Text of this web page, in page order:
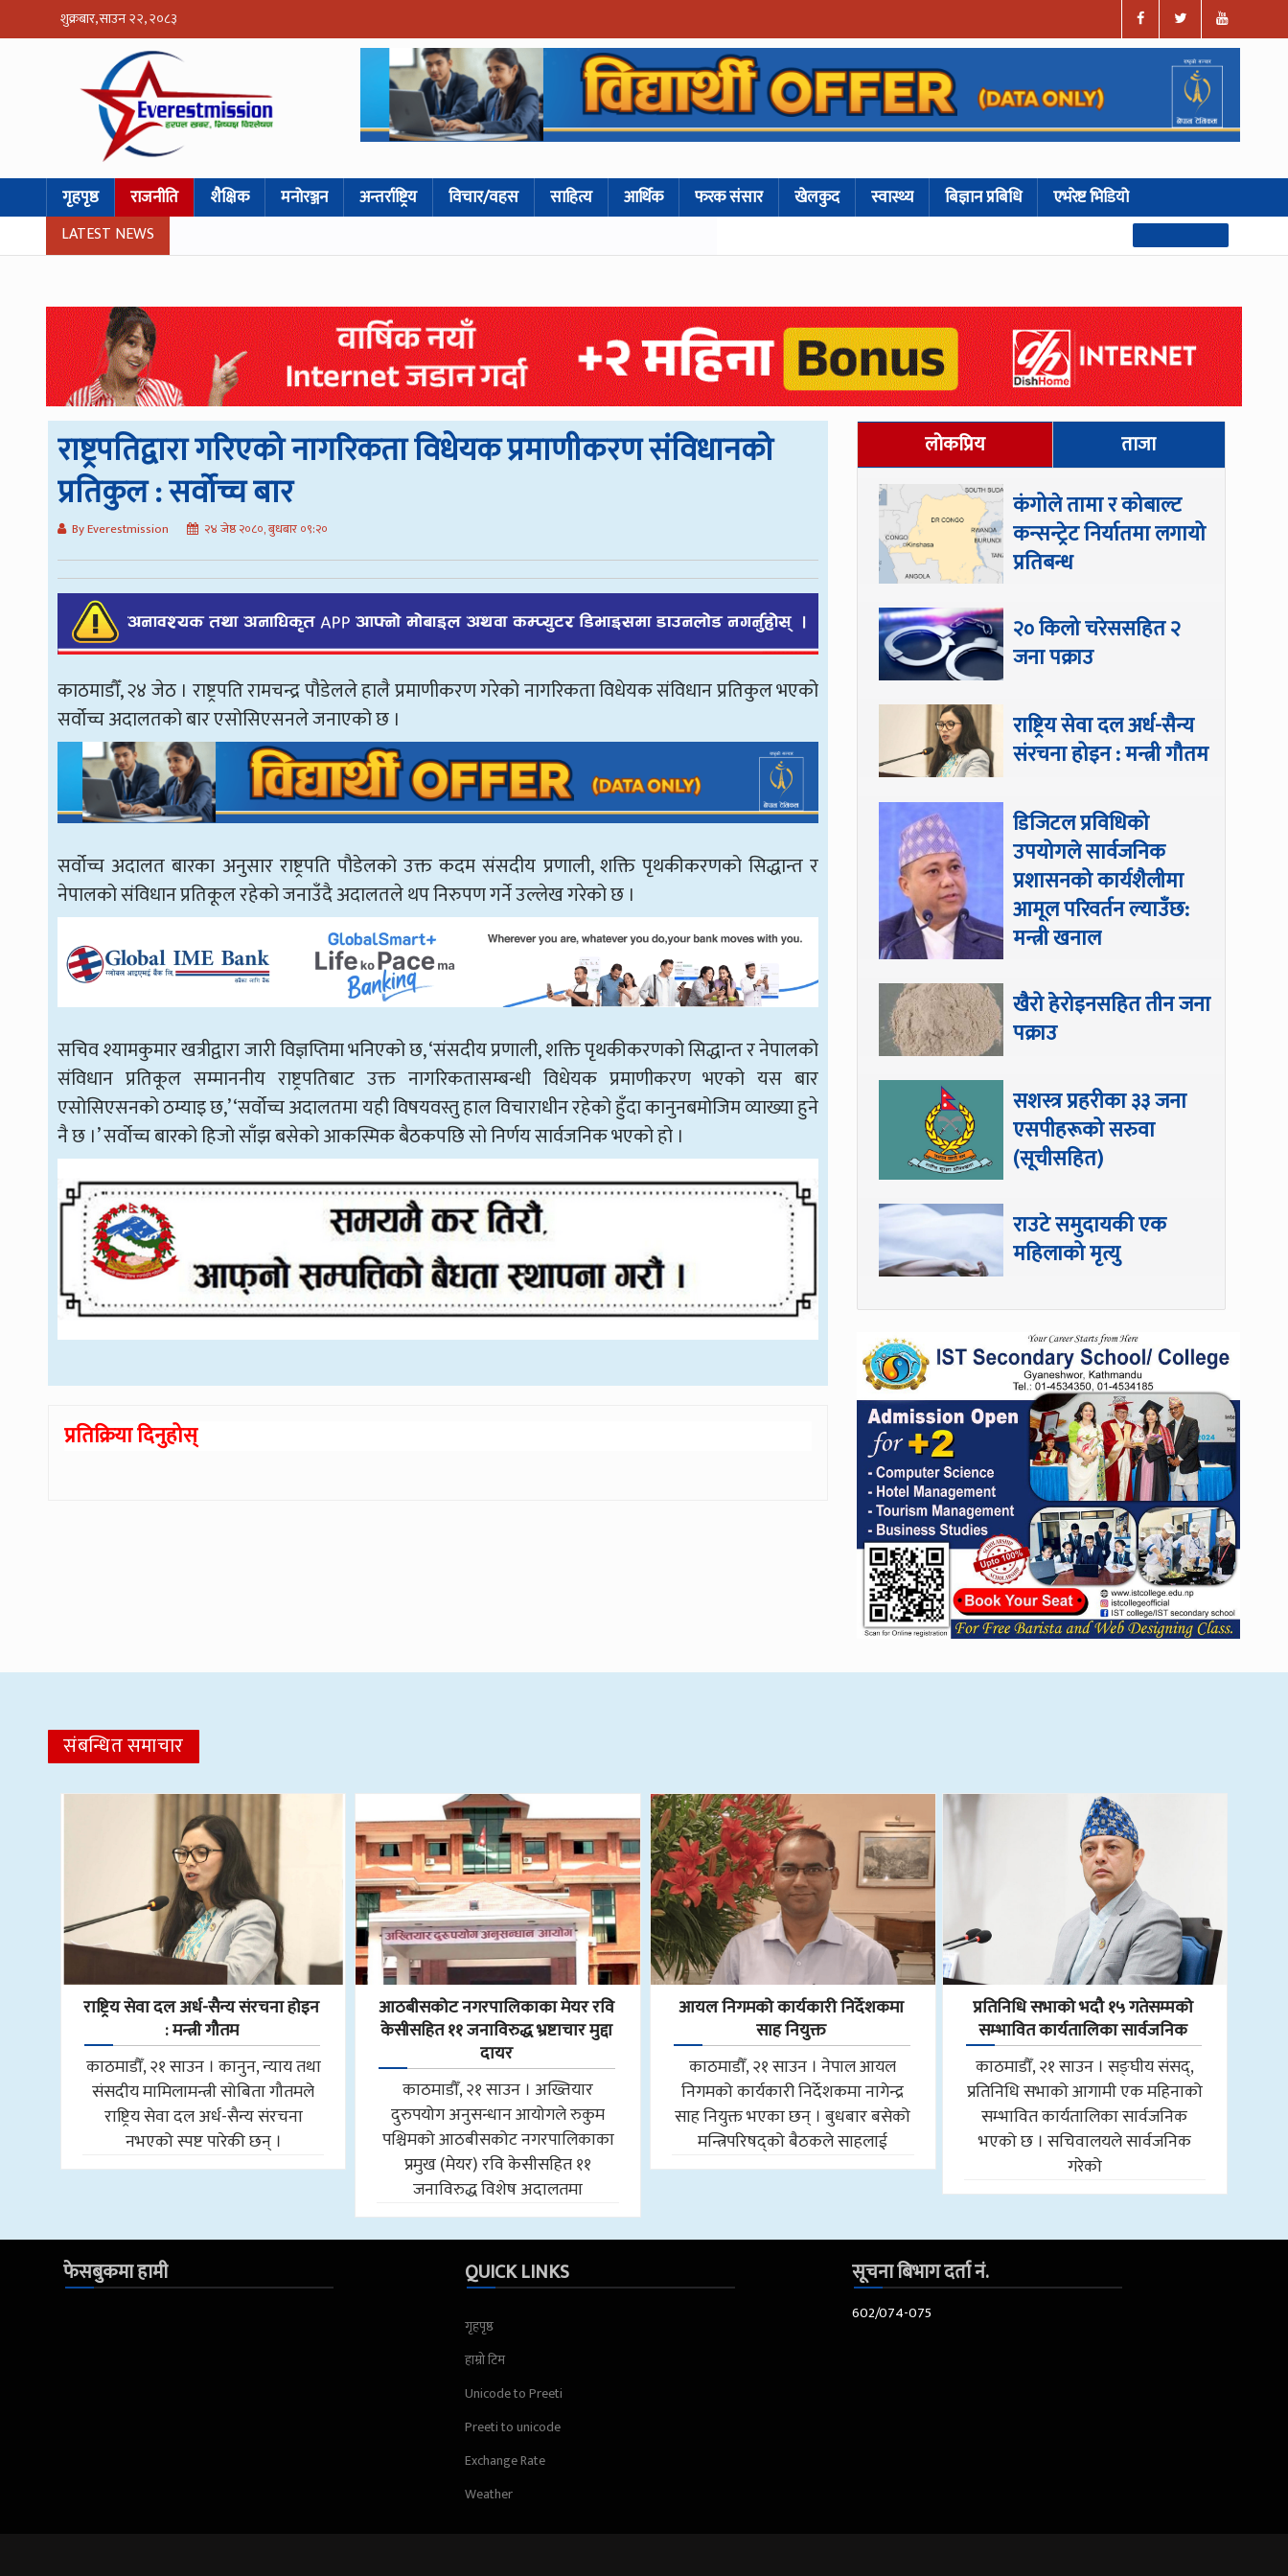
शुक्रबार, साउन २२, २०८३
गृहपृष्ठ राजनीति शैक्षिक मनोरञ्जन अन्तर्राष्ट्रिय विचार/वहस साहित्य आर्थिक फरक संसार खेलकुद स्वास्थ्य बिज्ञान प्रबिधि एभरेष्ट भिडियो
LATEST NEWS
राष्ट्रपतिद्वारा गरिएको नागरिकता विधेयक प्रमाणीकरण संविधानको
प्रतिकुल : सर्वोच्च बार
By Everestmission २४ जेष्ठ २०८०, बुधबार ०९:२०
काठमाडौँ, २४ जेठ । राष्ट्रपति रामचन्द्र पौडेलले हालै प्रमाणीकरण गरेको नागरिकता विधेयक संविधान प्रतिकुल भएको
सर्वोच्च अदालतको बार एसोसिएसनले जनाएको छ ।
सर्वोच्च अदालत बारका अनुसार राष्ट्रपति पौडेलको उक्त कदम संसदीय प्रणाली, शक्ति पृथकीकरणको सिद्धान्त र
नेपालको संविधान प्रतिकूल रहेको जनाउँदै अदालतले थप निरुपण गर्ने उल्लेख गरेको छ ।
सचिव श्यामकुमार खत्रीद्वारा जारी विज्ञप्तिमा भनिएको छ, ‘संसदीय प्रणाली, शक्ति पृथकीकरणको सिद्धान्त र नेपालको
संविधान प्रतिकूल सम्माननीय राष्ट्रपतिबाट उक्त नागरिकतासम्बन्धी विधेयक प्रमाणीकरण भएको यस बार
एसोसिएसनको ठम्याइ छ,’ ‘सर्वोच्च अदालतमा यही विषयवस्तु हाल विचाराधीन रहेको हुँदा कानुनबमोजिम व्याख्या हुने
नै छ ।’ सर्वोच्च बारको हिजो साँझ बसेको आकस्मिक बैठकपछि सो निर्णय सार्वजनिक भएको हो ।
प्रतिक्रिया दिनुहोस्
लोकप्रिय ताजा
कंगोले तामा र कोबाल्ट
कन्सन्ट्रेट निर्यातमा लगायो
प्रतिबन्ध
२० किलो चरेससहित २
जना पक्राउ
राष्ट्रिय सेवा दल अर्ध-सैन्य
संरचना होइन : मन्त्री गौतम
डिजिटल प्रविधिको
उपयोगले सार्वजनिक
प्रशासनको कार्यशैलीमा
आमूल परिवर्तन ल्याउँछ:
मन्त्री खनाल
खैरो हेरोइनसहित तीन जना
पक्राउ
सशस्त्र प्रहरीका ३३ जना
एसपीहरूको सरुवा
(सूचीसहित)
राउटे समुदायकी एक
महिलाको मृत्यु
संबन्धित समाचार
राष्ट्रिय सेवा दल अर्ध-सैन्य संरचना होइन
: मन्त्री गौतम
काठमाडौँ, २१ साउन । कानुन, न्याय तथा
संसदीय मामिलामन्त्री सोबिता गौतमले
राष्ट्रिय सेवा दल अर्ध-सैन्य संरचना
नभएको स्पष्ट पारेकी छन् ।
आठबीसकोट नगरपालिकाका मेयर रवि
केसीसहित ११ जनाविरुद्ध भ्रष्टाचार मुद्दा
दायर
काठमाडौँ, २१ साउन । अख्तियार
दुरुपयोग अनुसन्धान आयोगले रुकुम
पश्चिमको आठबीसकोट नगरपालिकाका
प्रमुख (मेयर) रवि केसीसहित ११
जनाविरुद्ध विशेष अदालतमा
आयल निगमको कार्यकारी निर्देशकमा
साह नियुक्त
काठमाडौँ, २१ साउन । नेपाल आयल
निगमको कार्यकारी निर्देशकमा नागेन्द्र
साह नियुक्त भएका छन् । बुधबार बसेको
मन्त्रिपरिषद्को बैठकले साहलाई
प्रतिनिधि सभाको भदौ १५ गतेसम्मको
सम्भावित कार्यतालिका सार्वजनिक
काठमाडौँ, २१ साउन । सङ्घीय संसद्,
प्रतिनिधि सभाको आगामी एक महिनाको
सम्भावित कार्यतालिका सार्वजनिक
भएको छ । सचिवालयले सार्वजनिक
गरेको
फेसबुकमा हामी QUICK LINKS
गृहपृष्ठ
हाम्रो टिम
Unicode to Preeti
Preeti to unicode
Exchange Rate
Weather
सूचना बिभाग दर्ता नं.
602/074-075